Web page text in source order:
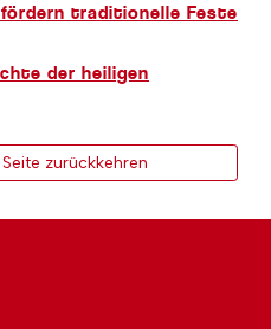
traditionelle Feste
der heiligen
zurückkehren